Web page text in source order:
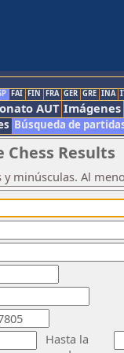
FAI FIN FRA GER GRE INA
AUT Imágenes
Búsqueda de
Results
minúsculas. Al
Hasta la